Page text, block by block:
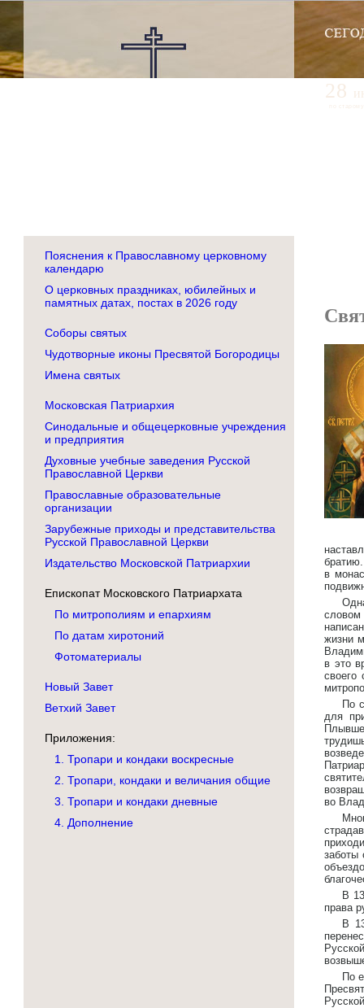
Пояснения к Православному церковному
календарю
О церковных праздниках, юбилейных и
памятных датах, постах в 2026 году
Соборы святых
Чудотворные иконы Пресвятой Богородицы
Имена святых
Московская Патриархия
Синодальные и общецерковные учреждения
и предприятия
Духовные учебные заведения Русской
Православной Церкви
Православные образовательные
организации
Зарубежные приходы и представительства
Русской Православной Церкви
Издательство Московской Патриархии
Епископат Московского Патриархата
По митрополиям и епархиям
По датам хиротоний
Фотоматериалы
Новый Завет
Ветхий Завет
Приложения:
1. Тропари и кондаки воскресные
2. Тропари, кондаки и величания общие
3. Тропари и кондаки дневные
4. Дополнение
в
жизни
в это
своего
По
для
во
заботы
В
права
В
По
28
по